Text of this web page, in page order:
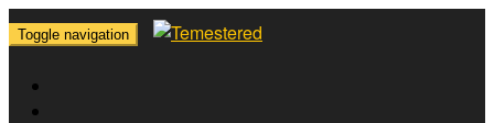
Toggle navigation